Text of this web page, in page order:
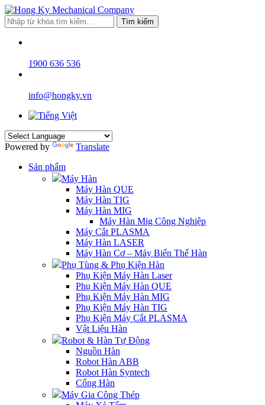
Tìm kiếm
1900 636 536
info@hongky.vn
Powered by
Translate
Sản phẩm
Máy Hàn
Máy Hàn QUE
Máy Hàn TIG
Máy Hàn MIG
Máy Hàn Mig Công Nghiệp
Máy Cắt PLASMA
Máy Hàn LASER
Máy Hàn Cơ – Máy Biến Thế Hàn
Phụ Tùng & Phụ Kiện Hàn
Phụ Kiện Máy Hàn Laser
Phụ Kiện Máy Hàn QUE
Phụ Kiện Máy Hàn MIG
Phụ Kiện Máy Hàn TIG
Phụ Kiện Máy Cắt PLASMA
Vật Liệu Hàn
Robot & Hàn Tự Động
Nguồn Hàn
Robot Hàn ABB
Robot Hàn Syntech
Cổng Hàn
Máy Gia Công Thép